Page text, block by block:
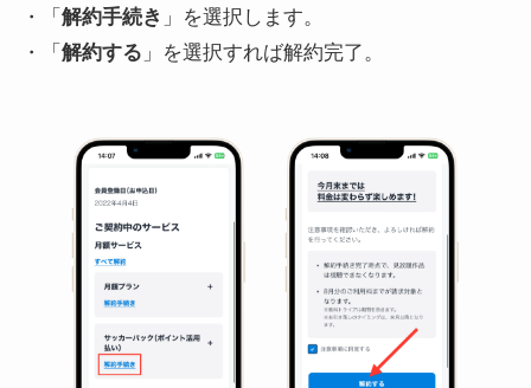
・「 解約手続き 」を選択します。
・「 解約する 」を選択すれば解約完了。